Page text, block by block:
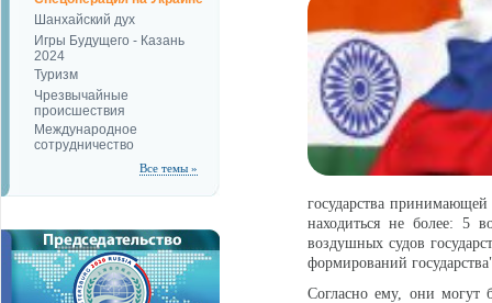
Шанхайский дух
Игры Будущего - Казань
2024
Туризм
Чрезвычайные
происшествия
Международное
сотрудничество
Все темы »
государства
находиться не более: 5
воздушных судов
формирований
Согласно ему, они могут